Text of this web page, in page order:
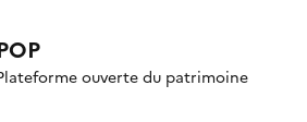
ouverte du patrimoine